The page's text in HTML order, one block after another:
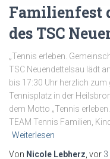
Familienfest
des TSC
„Tennis erleben.
TSC Neuendettelsau lädt
bis 17:30 Uhr herzlich
Tennisplatz in der
dem Motto „Tennis
TEAM Tennis Familien,
Weiterlesen
Von Nicole Lebherz , vor